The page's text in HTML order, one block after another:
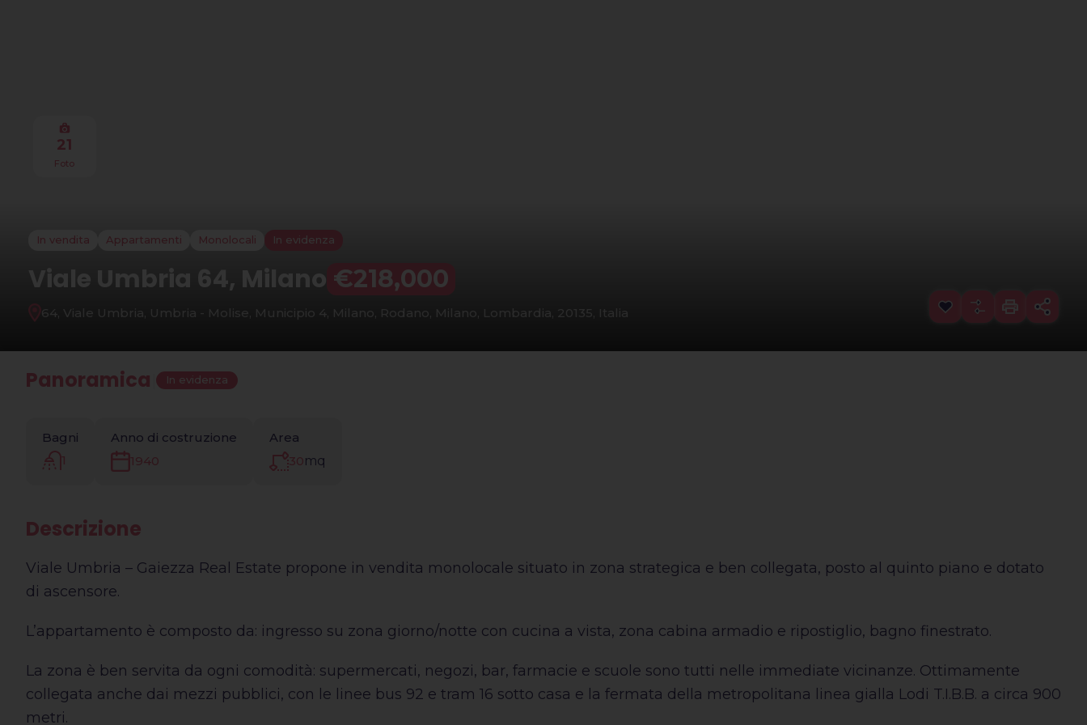
In vendita Appartamenti Monolocali In evidenza
Viale Umbria 64, Milano €218,000
64, Viale Umbria, Umbria - Molise, Municipio 4, Milano, Rodano, Milano, Lombardia, 20135, Italia
21
Foto
Panoramica In evidenza
Bagni
1
Anno di costruzione
1940
Area
30mq
Descrizione
Viale Umbria – Gaiezza Real Estate propone in vendita monolocale situato in zona strategica e ben collegata, posto al quinto piano e dotato
di ascensore.
L’appartamento è composto da: ingresso su zona giorno/notte con cucina a vista, zona cabina armadio e ripostiglio, bagno finestrato.
La zona è ben servita da ogni comodità: supermercati, negozi, bar, farmacie e scuole sono tutti nelle immediate vicinanze. Ottimamente
collegata anche dai mezzi pubblici, con le linee bus 92 e tram 16 sotto casa e la fermata della metropolitana linea gialla Lodi T.I.B.B. a circa 900
metri.